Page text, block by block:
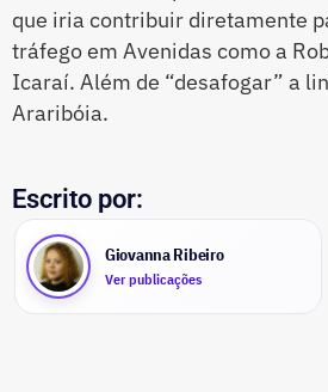
que iria contribuir diretamente
tráfego em Avenidas como a
Icaraí. Além de “desafogar” a
Araribóia.
Escrito por:
Giovanna Ribeiro
Ver publicações